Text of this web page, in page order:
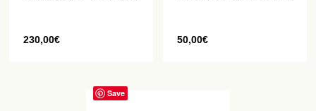
230,00€ 50,00€
Save